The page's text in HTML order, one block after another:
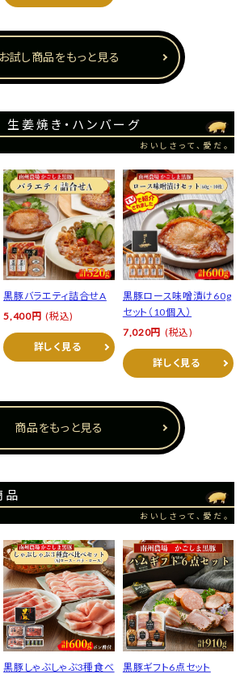
お試し商品をもっと見る
生姜焼き・ハンバーグ
おいしさって、愛だ。
黒豚バラエティ詰合せA
5,400円 (税込)
詳しく見る
黒豚ロース味噌漬け60g
セット（10個入）
7,020円 (税込)
詳しく見る
商品をもっと見る
品
おいしさって、愛だ。
黒豚しゃぶしゃぶ3種食べ
黒豚ギフト6点セット